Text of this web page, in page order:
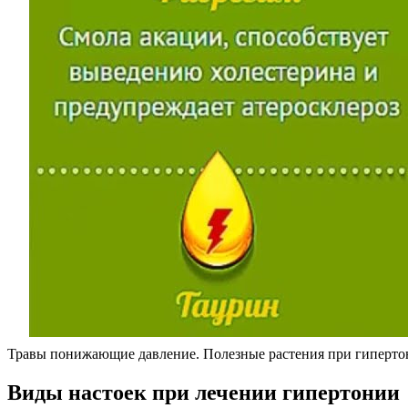
Травы понижающие давление. Полезные растения при
Виды настоек при лечении гипертонии